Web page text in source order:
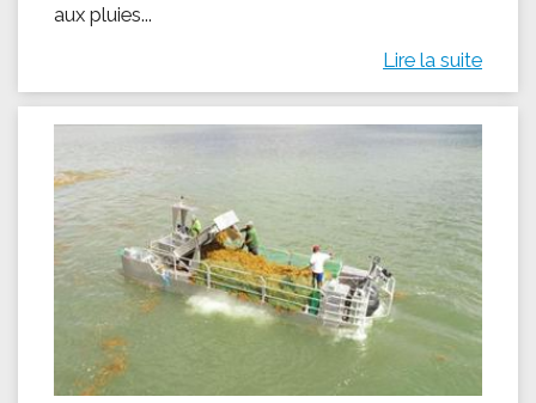
aux pluies...
Lire la suite